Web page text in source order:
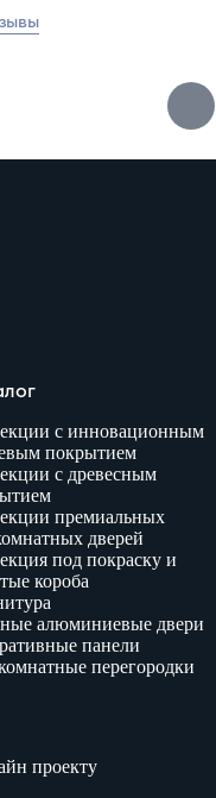
с инновационным
покрытием
с древесным
премиальных
дверей
под покраску и
короба
алюминиевые двери
панели
перегородки
проекту